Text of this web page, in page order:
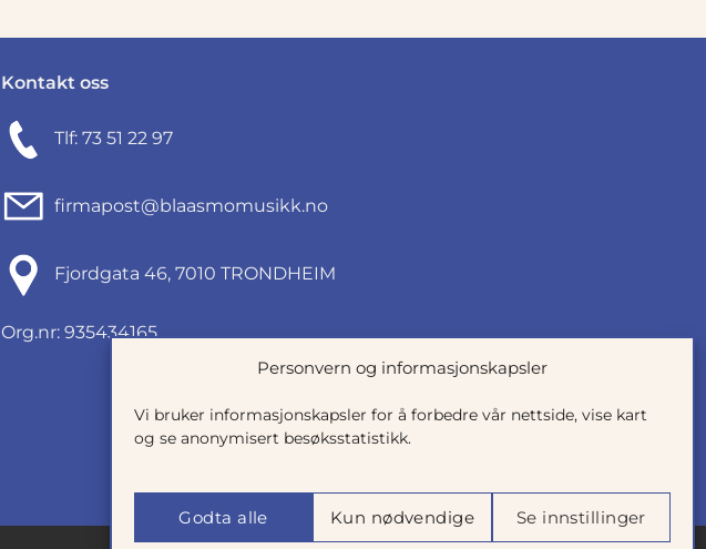
Personvern og informasjonskapsler
Vi bruker informasjonskapsler for å forbedre vår nettside, vise kart
og se anonymisert besøksstatistikk.
Godta alle Kun nødvendige Se innstillinger
Kontakt oss
Tlf: 73 51 22 97
firmapost@blaasmomusikk.no
Fjordgata 46, 7010 TRONDHEIM
Org.nr: 935434165